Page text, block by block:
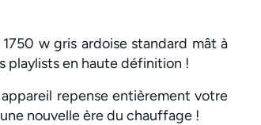
w gris ardoise standard mât à
playlists en haute définition !
repense entièrement votre
nouvelle ère du chauffage !